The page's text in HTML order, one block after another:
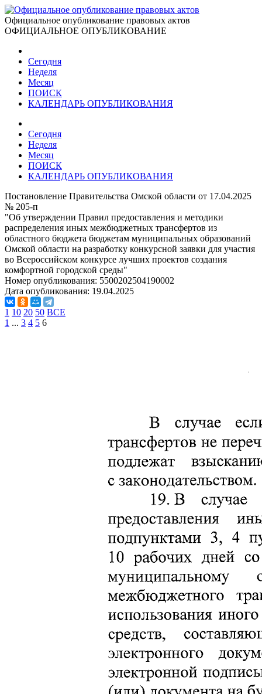
Официальное опубликование правовых актов
ОФИЦИАЛЬНОЕ ОПУБЛИКОВАНИЕ
Сегодня
Неделя
Месяц
ПОИСК
КАЛЕНДАРЬ ОПУБЛИКОВАНИЯ
Сегодня
Неделя
Месяц
ПОИСК
КАЛЕНДАРЬ ОПУБЛИКОВАНИЯ
Постановление Правительства Омской области от 17.04.2025
№ 205-п
"Об утверждении Правил предоставления и методики
распределения иных межбюджетных трансфертов из
областного бюджета бюджетам муниципальных образований
Омской области на разработку конкурсной заявки для участия
во Всероссийском конкурсе лучших проектов создания
комфортной городской среды"
Номер опубликования: 5500202504190002
Дата опубликования: 19.04.2025
1 10 20 50 ВСЕ
1 ... 3 4 5 6